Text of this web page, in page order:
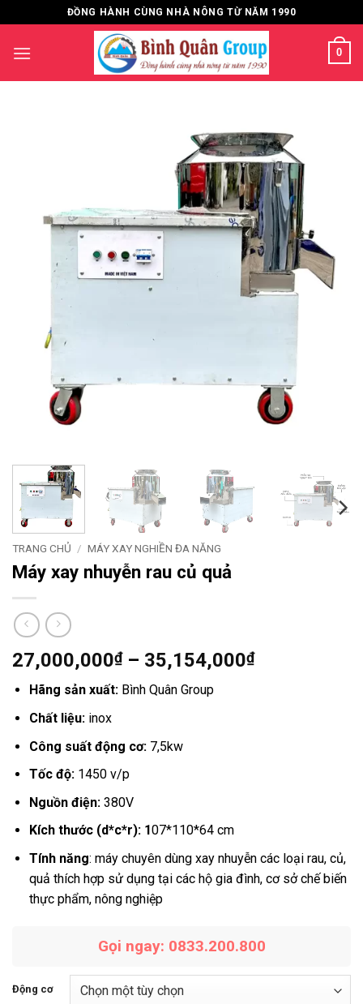
qua
nội
ĐỒNG HÀNH CÙNG NHÀ NÔNG TỪ NĂM 1990
0
TRANG CHỦ / MÁY XAY NGHIỀN ĐA NĂNG
Máy xay nhuyễn rau củ quả
27,000,000₫ – 35,154,000₫Khoảng
Hãng sản xuất:Bình Quân Group
Chất liệu:inox
Công suất động cơ:7,5kw
Tốc độ:1450 v/p
Nguồn điện:380V
Kích thước (d*c*r): 107*110*64 cm
Tính năng: máy chuyên dùng xay nhuyễn các loại rau, củ,
quả thích hợp sử dụng tại các hộ gia đình, cơ sở chế biến
thực phẩm, nông nghiệp
Gọi ngay: 0833.200.800
Động cơ